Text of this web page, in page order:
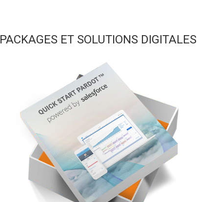
PACKAGES ET SOLUTIONS DIGITALES